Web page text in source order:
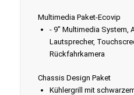
Multimedia Paket-Ecovip
- 9" Multimedia System,
Lautsprecher,
Rückfahrkamera
Chassis Design Paket
Kühlergrill mit